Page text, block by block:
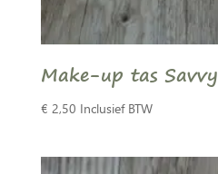
Make-up tas Savvy
€ 2,50 Inclusief BTW